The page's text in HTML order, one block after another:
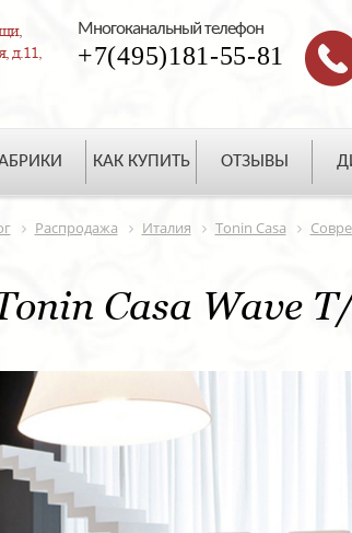
д.11,
Многоканальный телефон
+7(495)181-55-81
КАК КУПИТЬ ОТЗЫВЫ
Распродажа Италия Tonin Casa
Casa Wave